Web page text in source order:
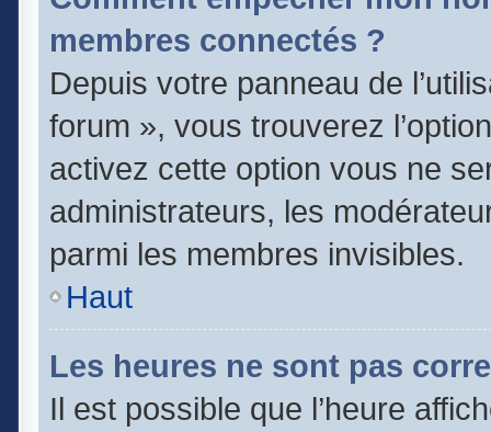
membres connectés ?
Depuis votre panneau de
forum », vous trouverez
activez cette option vous ne
administrateurs, les
parmi les membres invisibles.
Haut
Les heures ne sont pas
Il est possible que l’heure